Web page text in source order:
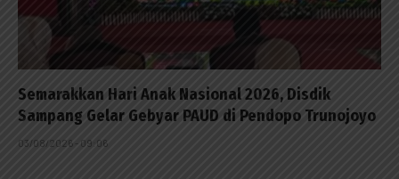
Semarakkan Hari Anak Nasional 2026, Disdik
Sampang Gelar Gebyar PAUD di Pendopo Trunojoyo
03/08/2026 - 09:06